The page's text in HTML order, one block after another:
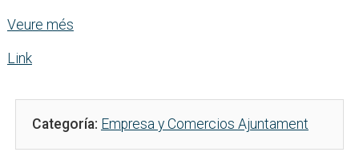
Veure més
Link
Categoría: Empresa y Comercios Ajuntament